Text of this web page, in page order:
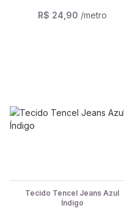
R$ 24,90 /metro
Tecido Tencel Jeans Azul
Índigo